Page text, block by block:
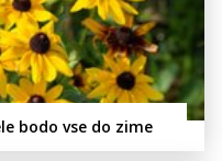
bodo vse do zime